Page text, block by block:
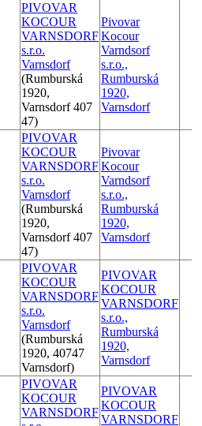
PIVOVAR
KOCOUR
VARNSDORF
s.r.o.
Varnsdorf
(Rumburská
1920,
Varnsdorf 407
47)
Pivovar
Kocour
Varndsorf
s.r.o.,
Rumburská
1920,
Varnsdorf
PIVOVAR
KOCOUR
VARNSDORF
s.r.o.
Varnsdorf
(Rumburská
1920,
Varnsdorf 407
47)
Pivovar
Kocour
Varndsorf
s.r.o.,
Rumburská
1920,
Varnsdorf
PIVOVAR
KOCOUR
VARNSDORF
s.r.o.
Varnsdorf
(Rumburská
1920, 40747
Varnsdorf)
PIVOVAR
KOCOUR
VARNSDORF
s.r.o.,
Rumburská
1920,
Varnsdorf
PIVOVAR
KOCOUR
VARNSDORF
PIVOVAR
KOCOUR
VARNSDORF